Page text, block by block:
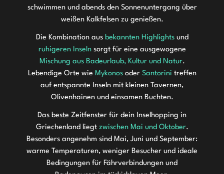
schwimmen und abends den Sonnenuntergang über
weißen Kalkfelsen zu genießen.
Die Kombination aus bekannten Highlights und
ruhigeren Inseln sorgt für eine ausgewogene
Mischung aus Badeurlaub, Kultur und Natur.
Lebendige Orte wie Mykonosoder Santorini treffen
auf entspannte Inseln mit kleinen Tavernen,
Olivenhainen und einsamen Buchten.
Das beste Zeitfenster für dein Inselhopping in
Griechenland liegt zwischen Mai und Oktober.
Besonders angenehm sind Mai, Juni und September:
warme Temperaturen, weniger Besucher und ideale
Bedingungen für Fährverbindungen und